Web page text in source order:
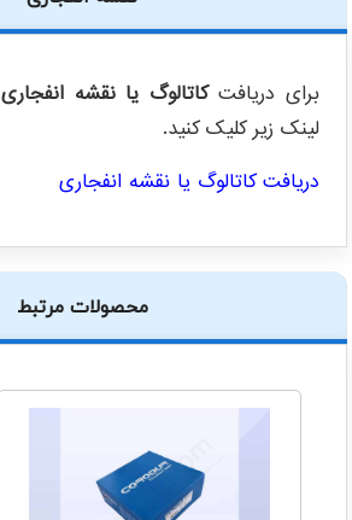
برای دریافتکاتالوگ یا نقشه انفجاری
لینک زیر کلیک کنید.
دریافت کاتالوگ یا نقشه انفجاری
محصولات مرتبط